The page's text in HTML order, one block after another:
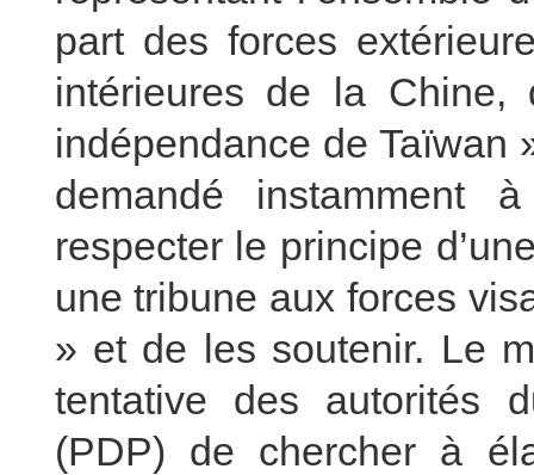
part des forces
intérieures de la Chine,
indépendance de Taïwan
demandé instamment
respecter le principe
une tribune aux forces
» et de les soutenir. Le
tentative des autorités
(PDP) de chercher à